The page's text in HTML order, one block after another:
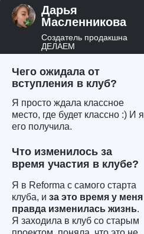
Дарья
Масленникова
Создатель продакшна
ДЕЛАЕМ
Чего ожидала от
вступления в клуб?
Я просто ждала классное
место, где будет классно :) И я
его получила.
Я в Reforma с самого старта
клуба, и за это время у меня
правда изменилась жизнь.
Я заходила в клуб со старым
Что изменилось за
время участия в клубе?